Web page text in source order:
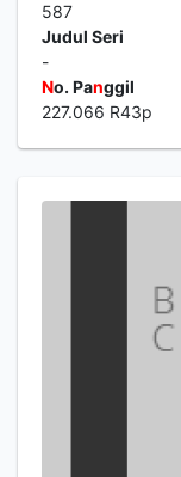
587
Judul Seri
-
No. Panggil
227.066 R43p